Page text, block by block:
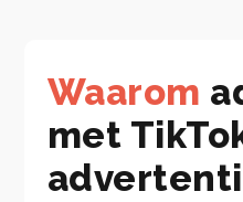
Waarom
met